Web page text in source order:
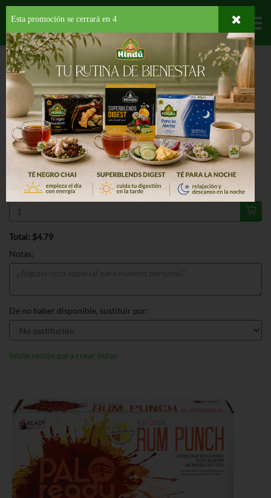
Departamentos
HOME COCKTAIL POUCH PALO READY RUM PUNCH 5PK
ESPECIAL
PALO READY RUM PUNCH 5PK 200
ML
$4.79
Regular $5.75
Válido hasta: agosto 11, 2026
Total: $4.79
Notas:
De no haber disponible, sustituir por:
Inicie sesión para crear listas
Esta promoción se cerrará en 3